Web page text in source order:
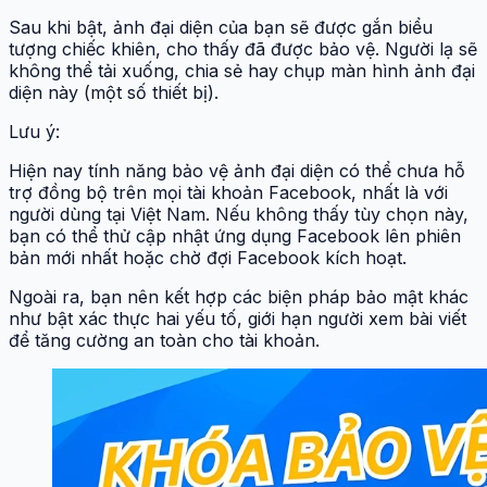
Sau khi bật, ảnh đại diện của bạn sẽ được gắn biểu
tượng chiếc khiên, cho thấy đã được bảo vệ. Người lạ sẽ
không thể tải xuống, chia sẻ hay chụp màn hình ảnh đại
diện này (một số thiết bị).
Lưu ý:
Hiện nay tính năng bảo vệ ảnh đại diện có thể chưa hỗ
trợ đồng bộ trên mọi tài khoản Facebook, nhất là với
người dùng tại Việt Nam. Nếu không thấy tùy chọn này,
bạn có thể thử cập nhật ứng dụng Facebook lên phiên
bản mới nhất hoặc chờ đợi Facebook kích hoạt.
Ngoài ra, bạn nên kết hợp các biện pháp bảo mật khác
như bật xác thực hai yếu tố, giới hạn người xem bài viết
để tăng cường an toàn cho tài khoản.